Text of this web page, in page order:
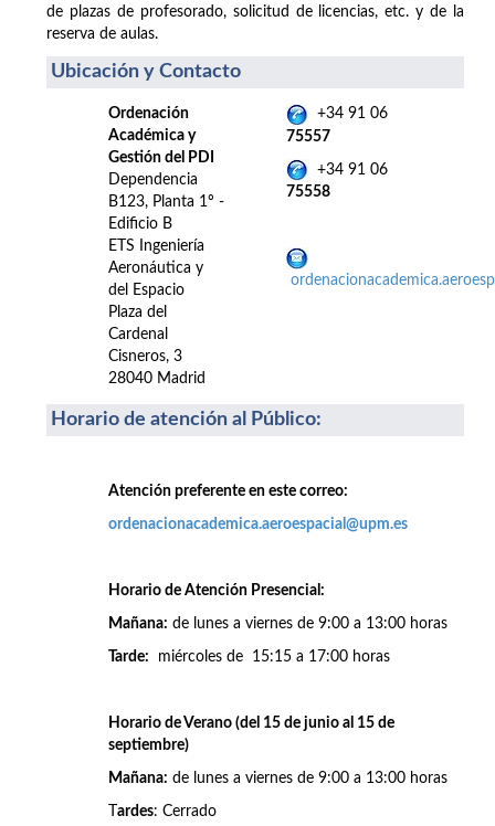
de plazas de profesorado, solicitud de licencias, etc. y de la
reserva de aulas.
Ubicación y Contacto
Ordenación
Académica y
Gestión del PDI
Dependencia
B123, Planta 1º -
Edificio B
ETS Ingeniería
Aeronáutica y
del Espacio
Plaza del
Cardenal
Cisneros, 3
28040 Madrid
+34 91 06
75557
+34 91 06
75558
Horario de atención al Público:
Atención preferente en este correo:
ordenacionacademica.aeroespacial@upm.es
Horario de Atención Presencial:
Mañana: de lunes a viernes de 9:00 a 13:00 horas
Tarde: miércoles de 15:15 a 17:00 horas
Horario de Verano (del 15 de junio al 15 de
septiembre)
Mañana: de lunes a viernes de 9:00 a 13:00 horas
ardes: Cerrado